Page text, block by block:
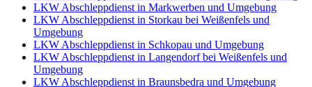
LKW Abschleppdienst in Markwerben und Umgebung
LKW Abschleppdienst in Storkau bei Weißenfels und
Umgebung
LKW Abschleppdienst in Schkopau und Umgebung
LKW Abschleppdienst in Langendorf bei Weißenfels und
Umgebung
LKW Abschleppdienst in Braunsbedra und Umgebung